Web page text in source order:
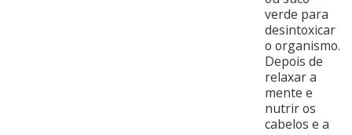
verde para
desintoxicar
o organismo.
Depois de
relaxar a
mente e
nutrir os
cabelos e a